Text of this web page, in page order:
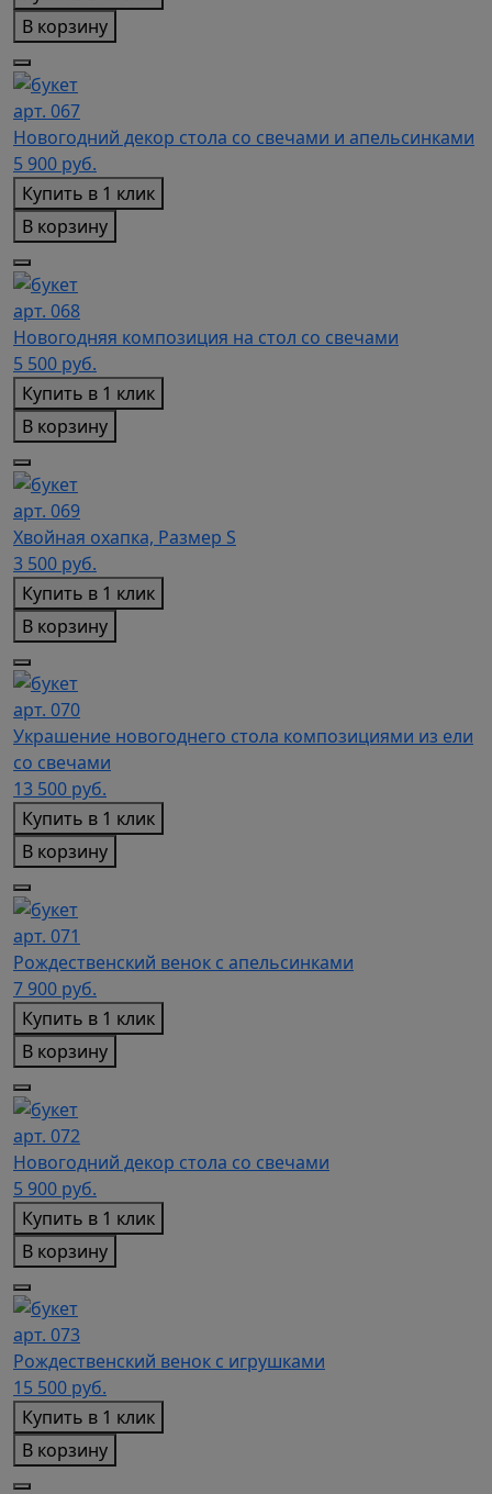
В корзину
арт. 067
Новогодний декор стола со свечами и апельсинками
5 900 руб.
Купить в 1 клик
В корзину
арт. 068
Новогодняя композиция на стол со свечами
5 500 руб.
Купить в 1 клик
В корзину
арт. 069
Хвойная охапка, Размер S
3 500 руб.
Купить в 1 клик
В корзину
арт. 070
Украшение новогоднего стола композициями из ели
со свечами
13 500 руб.
Купить в 1 клик
В корзину
арт. 071
Рождественский венок с апельсинками
7 900 руб.
Купить в 1 клик
В корзину
арт. 072
Новогодний декор стола со свечами
5 900 руб.
Купить в 1 клик
В корзину
арт. 073
Рождественский венок с игрушками
15 500 руб.
Купить в 1 клик
В корзину